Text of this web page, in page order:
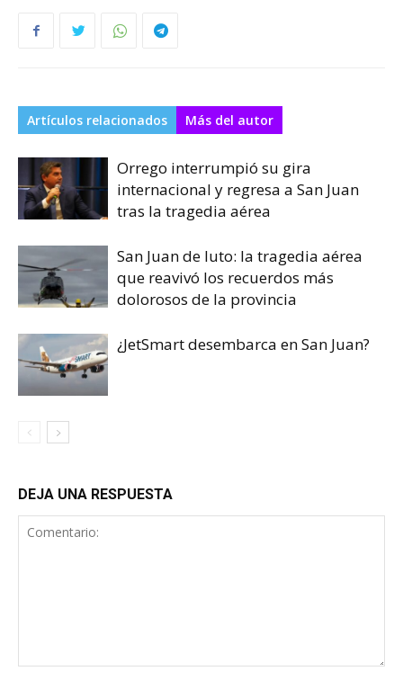
Artículos relacionados Más del autor
Orrego interrumpió su gira
internacional y regresa a San Juan
tras la tragedia aérea
San Juan de luto: la tragedia aérea
que reavivó los recuerdos más
dolorosos de la provincia
¿JetSmart desembarca en San Juan?
DEJA UNA RESPUESTA